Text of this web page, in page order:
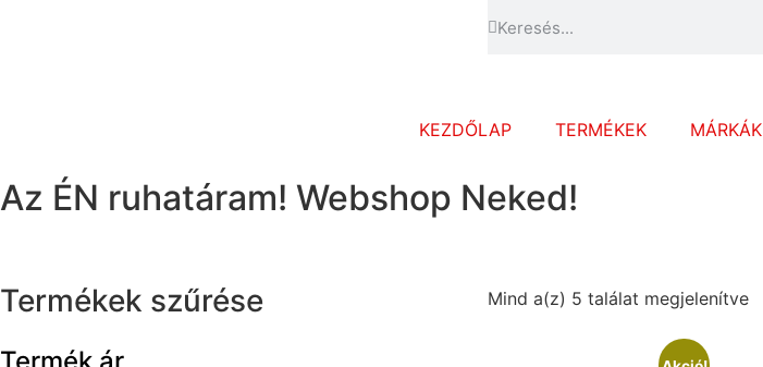
KEZDŐLAP TERMÉKEK MÁRKÁK
Az ÉN ruhatáram! Webshop Neked!
Termékek szűrése Mind a(z) 5 találat megjelenítve